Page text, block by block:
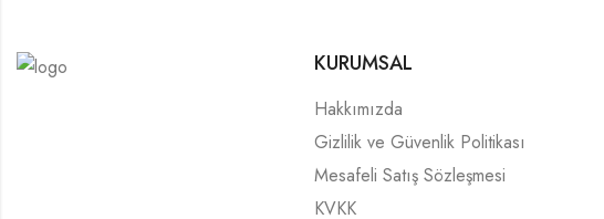
KURUMSAL
Hakkımızda
Gizlilik ve Güvenlik Politikası
Mesafeli Satış Sözleşmesi
KVKK